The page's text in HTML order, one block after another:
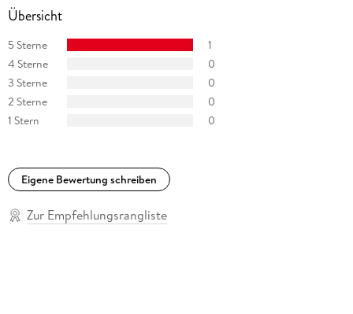
Übersicht
5 Sterne
1
4 Sterne
0
3 Sterne
0
2 Sterne
0
1 Stern
0
Eigene Bewertung schreiben
Zur Empfehlungsrangliste